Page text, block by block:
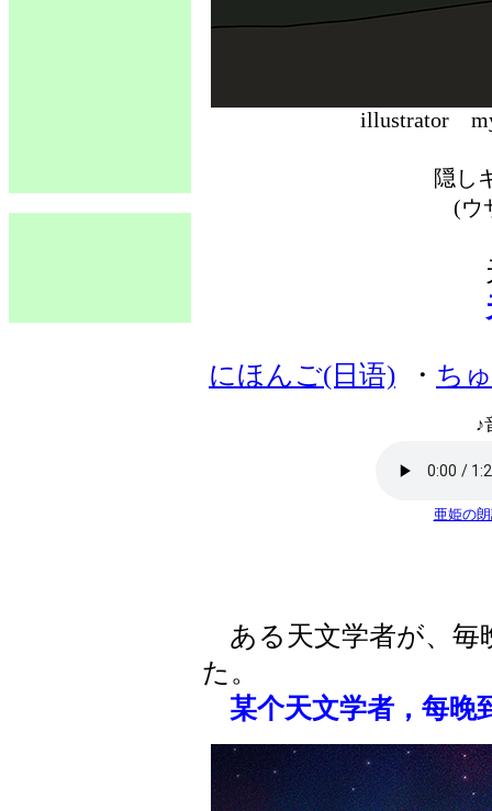
隠し
(ウ
にほんご(日语) ・ ち
♪
亜姫の
ある天文学者が、毎
た。
某个天文学者，每晚